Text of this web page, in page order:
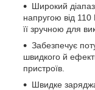
Широкий
напругою від
її зручною для
Забезпечує
швидкого й
пристроїв.
Швидке